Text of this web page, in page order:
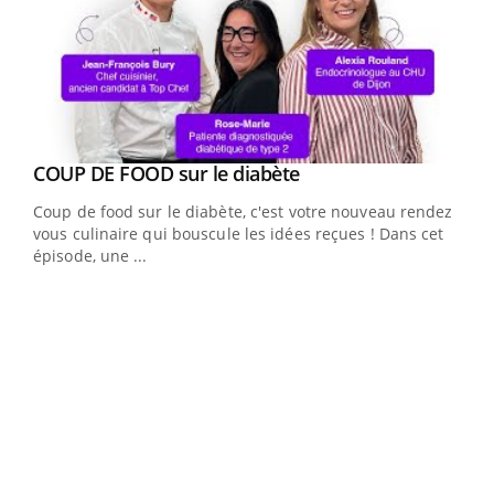
Youtube
COUP DE FOOD sur le diabèteYoutube
Coup de food sur le diabète, c'est votre nouveau rendez-
vous culinaire qui bouscule les idées reçues ! Dans cet
épisode, une ...